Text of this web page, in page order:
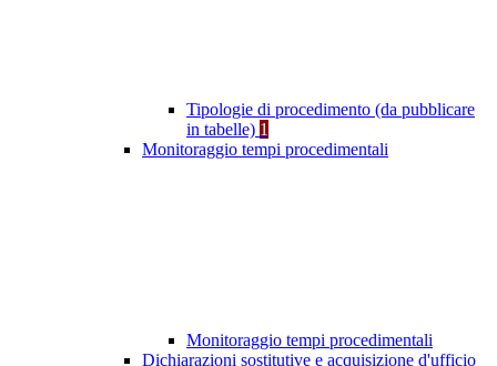
Tipologie di procedimento (da pubblicare
in tabelle) 1
Monitoraggio tempi procedimentali
Monitoraggio tempi procedimentali
Dichiarazioni sostitutive e acquisizione d'ufficio